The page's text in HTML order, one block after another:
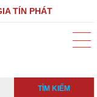
TÍN PHÁT
TÌM KIẾM